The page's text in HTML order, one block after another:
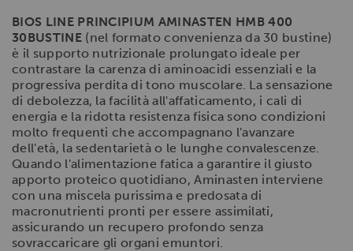
BIOS LINE PRINCIPIUM AMINASTEN HMB 400
30BUSTINE(nel formato convenienza da 30 bustine)
è il supporto nutrizionale prolungato ideale per
contrastare la carenza di aminoacidi essenziali e la
progressiva perdita di tono muscolare. La sensazione
di debolezza, la facilità all'affaticamento, i cali di
energia e la ridotta resistenza fisica sono condizioni
molto frequenti che accompagnano l'avanzare
dell'età, la sedentarietà o le lunghe convalescenze.
Quando l'alimentazione fatica a garantire il giusto
apporto proteico quotidiano, Aminasten interviene
con una miscela purissima e predosata di
macronutrienti pronti per essere assimilati,
assicurando un recupero profondo senza
sovraccaricare gli organi emuntori.